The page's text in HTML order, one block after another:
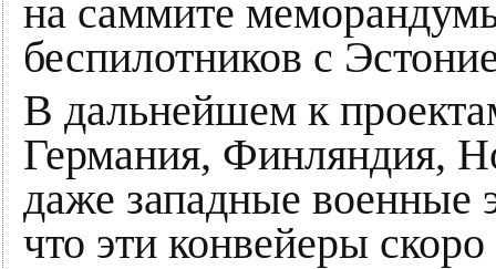
на саммите
беспилотников с
В дальнейшем к
Германия, Финляндия,
даже западные военные
что эти конвейеры